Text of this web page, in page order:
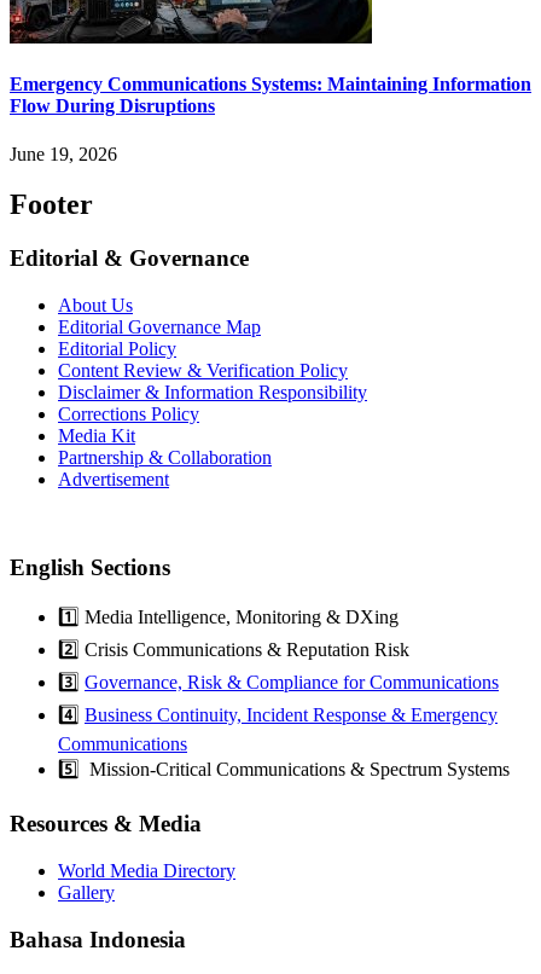
Emergency Communications Systems: Maintaining Information
Flow During Disruptions
June 19, 2026
Footer
Editorial & Governance
About Us
Editorial Governance Map
Editorial Policy
Content Review & Verification Policy
Disclaimer & Information Responsibility
Corrections Policy
Media Kit
Partnership & Collaboration
Advertisement
English Sections
1️⃣ Media Intelligence, Monitoring & DXing
2️⃣ Crisis Communications & Reputation Risk
3️⃣ Governance, Risk & Compliance for Communications
4️⃣ Business Continuity, Incident Response & Emergency
Communications
5️⃣ Mission-Critical Communications & Spectrum Systems
Resources & Media
World Media Directory
Gallery
Bahasa Indonesia